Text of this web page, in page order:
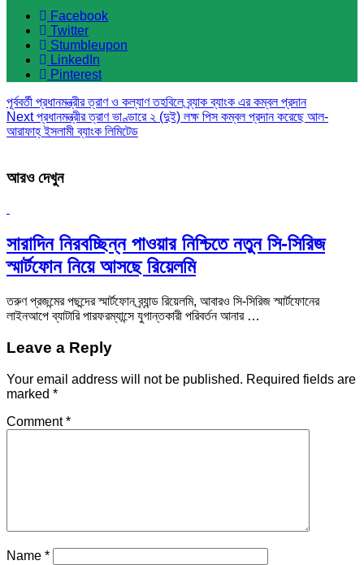
Facebook
Twitter
Stumbleupon
LinkedIn
Pinterest
পূর্ববর্তী প্রধানমন্ত্রীর ত্রাণ ও কল্যাণ তহবিলে ব্র্যাক ব্যাংক এর কম্বল প্রদান
Nextপ্রধানমন্ত্রীর ত্রাণ ভাণ্ডারে ২ (দুই) লক্ষ পিস কম্বল প্রদান করেছে আল-
আরাফাহ্ ইসলামী ব্যাংক লিমিটেড
আরও দেখুন
সারাদিন নিরবচ্ছিন্ন পাওয়ার নিশ্চিতে নতুন সি-সিরিজ
স্মার্টফোন নিয়ে আসছে রিয়েলমি
তরুণ প্রজন্মের পছন্দের স্মার্টফোন ব্র্যান্ড রিয়েলমি, আবারও সি-সিরিজ স্মার্টফোনের
লাইনআপে ব্যাটারি পারফরম্যান্সে যুগান্তকারী পরিবর্তন আনার …
Leave a Reply
Your email address will not be published. Required fields are
marked *
Comment*
Name *